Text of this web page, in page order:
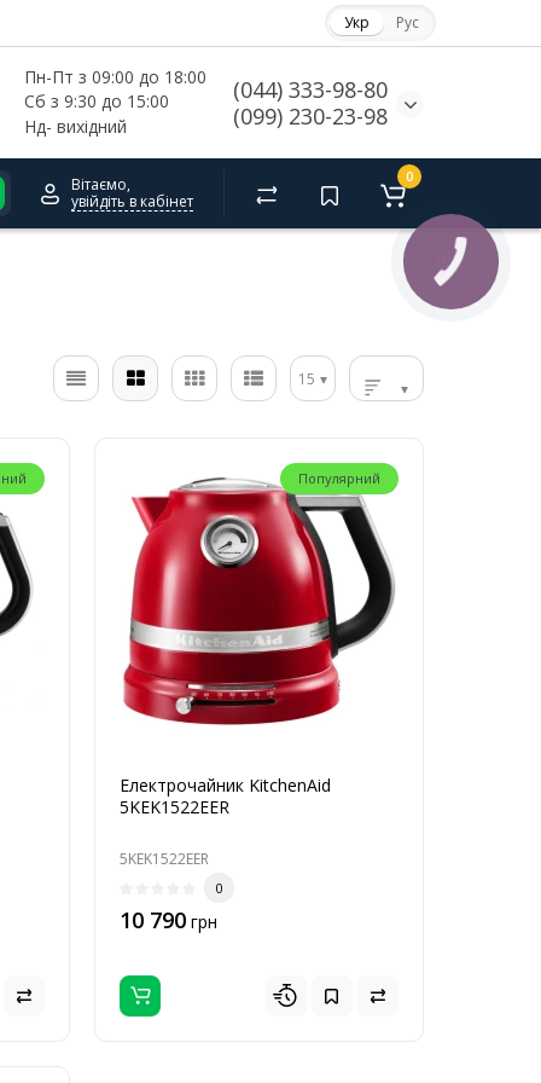
Укр Рус
Пн-Пт з 09:00 до 18:00
Сб з 9:30 до 15:00
Нд- вихідний
(044) 333-98-80
(099) 230-23-98
Вітаємо,
увійдіть в кабінет
0
15
Популярний
Електрочайник KitchenAid
5KEK1522EER
5KEK1522EER
0
10 790 грн
КНОПКА
СВЯЗИ